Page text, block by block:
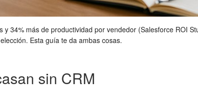
34% más de productividad por vendedor (Salesforce ROI
Esta guía te da ambas cosas.
sin CRM